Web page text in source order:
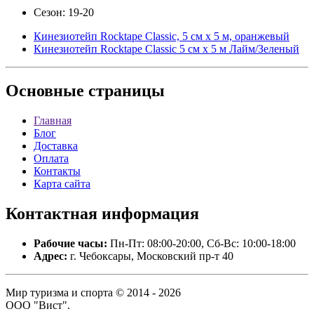
Сезон: 19-20
Кинезиотейп Rocktape Classic, 5 см х 5 м, оранжевый
Кинезиотейп Rocktape Classic 5 см х 5 м Лайм/Зеленый
Основные страницы
Главная
Блог
Доставка
Оплата
Контакты
Карта сайта
Контактная информация
Рабочие часы: Пн-Пт: 08:00-20:00, Сб-Вс: 10:00-18:00
Адрес: г. Чебоксары, Московский пр-т 40
Мир туризма и спорта © 2014 - 2026
ООО "Вист".